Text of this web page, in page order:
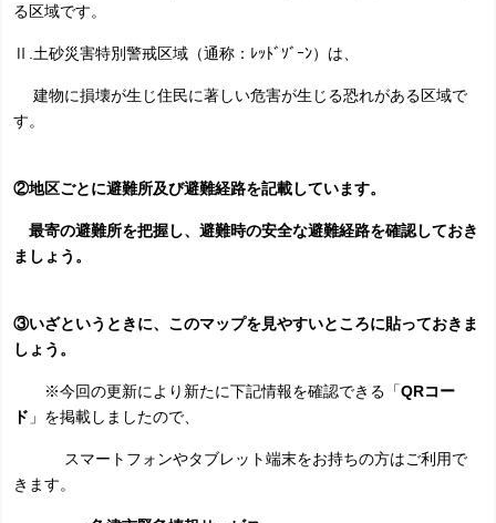
る区域です。
Ⅱ.土砂災害特別警戒区域（通称：ﾚｯﾄﾞｿﾞｰﾝ）は、
建物に損壊が生じ住民に著しい危害が生じる恐れがある区域で
す。
②地区ごとに避難所及び避難経路を記載しています。
最寄の避難所を把握し、避難時の安全な避難経路を確認しておき
ましょう。
③いざというときに、このマップを見やすいところに貼っておきま
しょう。
※今回の更新により新たに下記情報を確認できる「QRコー
ド 」を掲載しましたので、
スマートフォンやタブレット端末をお持ちの方はご利用で
きます。